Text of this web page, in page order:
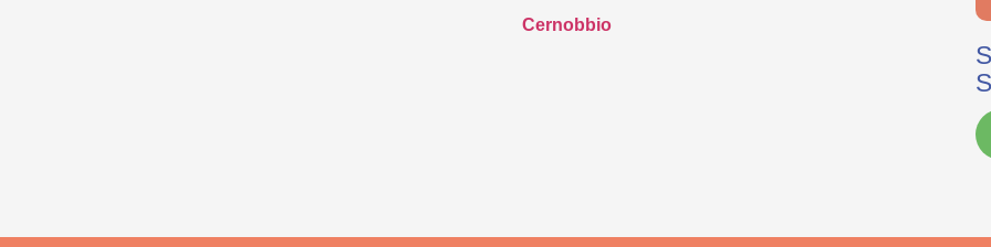
Cernobbio